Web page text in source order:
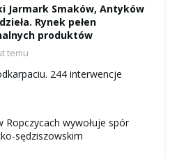
Jarmark Smaków, Antyków
Rynek pełen
produktów
temu
244 interwencje
Ropczycach wywołuje spór
sędziszowskim